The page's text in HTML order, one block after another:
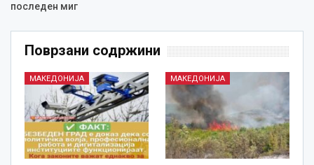
последен миг
Поврзани содржини
МАКЕДОНИЈА МАКЕДОНИЈА